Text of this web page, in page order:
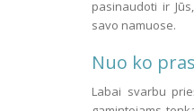
pasinaudoti ir
savo namuose.
Nuo ko
Labai svarbu